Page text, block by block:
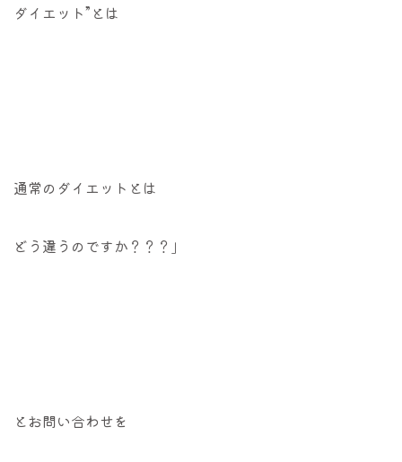
ダイエット”とは
通常のダイエットとは
どう違うのですか？？？」
とお問い合わせを